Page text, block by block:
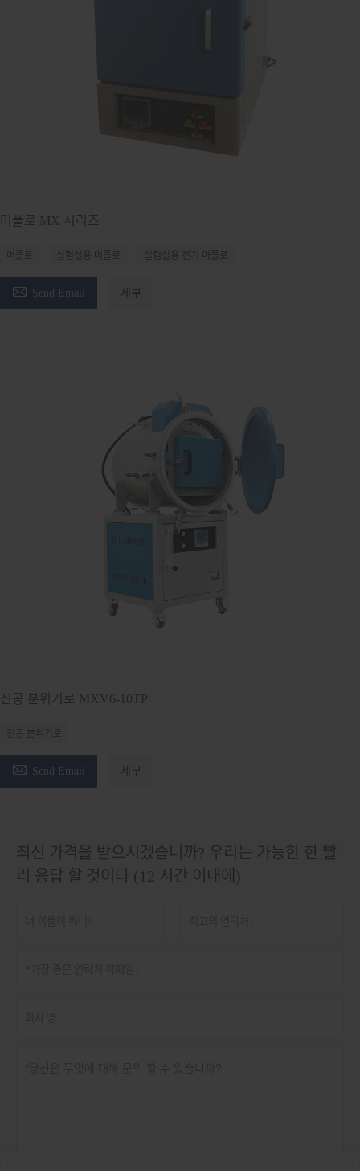
머플로 MX 시리즈
머플로 실험실용 머플로 실험실용 전기 머플로
 Send Email 세부
진공 분위기로 MXV6-10TP
진공 분위기로
 Send Email 세부
최신 가격을 받으시겠습니까? 우리는 가능한 한 빨
리 응답 할 것이다 (12 시간 이내에)